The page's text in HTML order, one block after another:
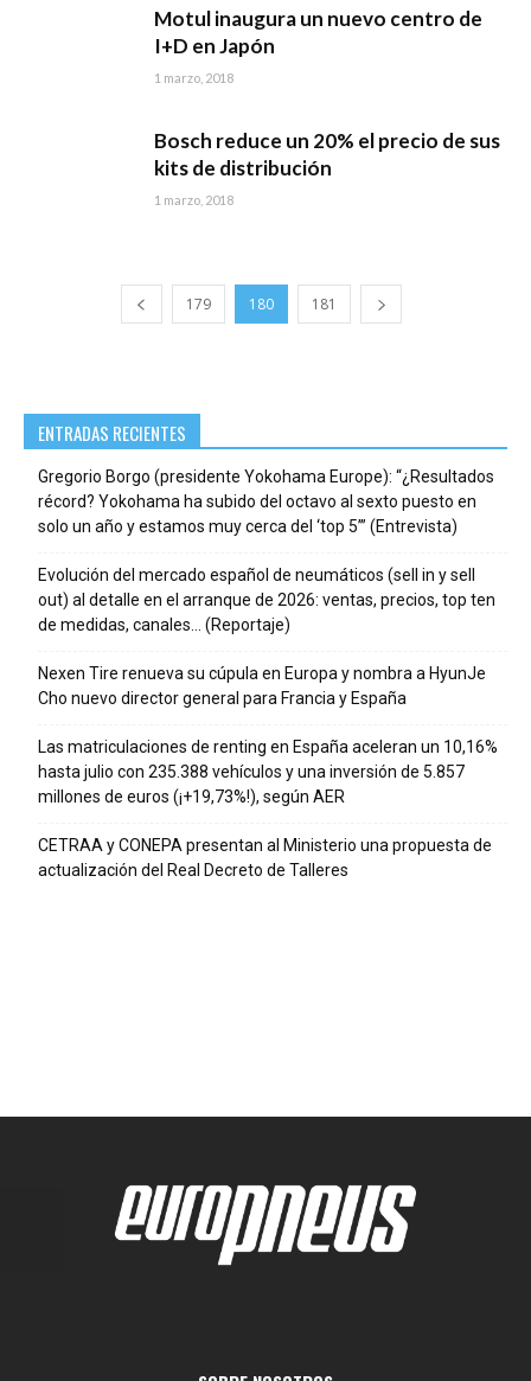
Motul inaugura un nuevo centro de
I+D en Japón
1 marzo, 2018
Bosch reduce un 20% el precio de sus
kits de distribución
1 marzo, 2018
179 180 181
ENTRADAS RECIENTES
Gregorio Borgo (presidente Yokohama Europe): “¿Resultados
récord? Yokohama ha subido del octavo al sexto puesto en
solo un año y estamos muy cerca del ‘top 5’” (Entrevista)
Evolución del mercado español de neumáticos (sell in y sell
out) al detalle en el arranque de 2026: ventas, precios, top ten
de medidas, canales… (Reportaje)
Nexen Tire renueva su cúpula en Europa y nombra a HyunJe
Cho nuevo director general para Francia y España
Las matriculaciones de renting en España aceleran un 10,16%
hasta julio con 235.388 vehículos y una inversión de 5.857
millones de euros (¡+19,73%!), según AER
CETRAA y CONEPA presentan al Ministerio una propuesta de
actualización del Real Decreto de Talleres